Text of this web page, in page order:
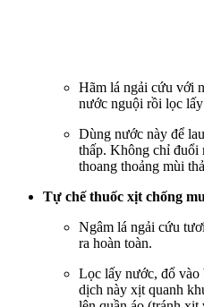
Hãm lá ngải cứu với
nước nguội rồi lọc
Dùng nước này để
thấp. Không chỉ đuổi
thoang thoảng mùi
Tự chế thuốc xịt chống
Ngâm lá ngải cứu
ra hoàn toàn.
Lọc lấy nước, đổ vào
dịch này xịt quanh